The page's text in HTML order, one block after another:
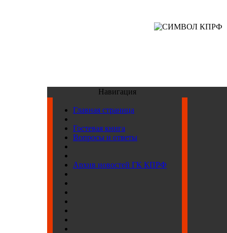
Навигация
Главная страница
Гостевая книга
Вопросы и ответы
Архив новостей ГК КПРФ